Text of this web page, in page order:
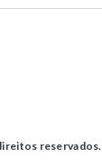
reservados.